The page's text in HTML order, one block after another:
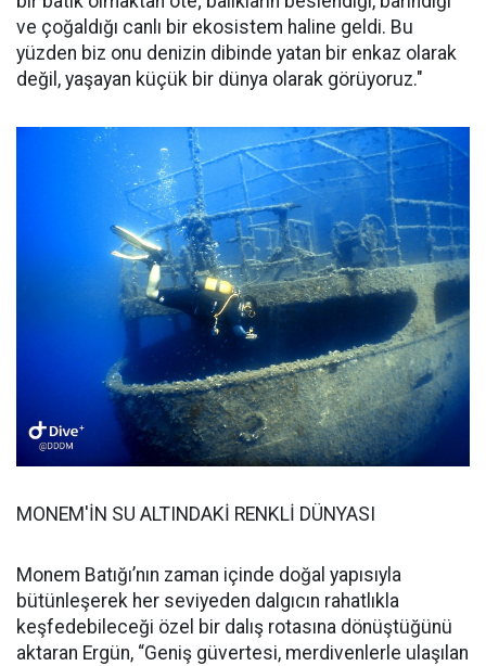
ve çoğaldığı canlı bir ekosistem haline geldi. Bu
yüzden biz onu denizin dibinde yatan bir enkaz olarak
değil, yaşayan küçük bir dünya olarak görüyoruz."
MONEM'İN SU ALTINDAKİ RENKLİ DÜNYASI
Monem Batığı’nın zaman içinde doğal yapısıyla
bütünleşerek her seviyeden dalgıcın rahatlıkla
keşfedebileceği özel bir dalış rotasına dönüştüğünü
aktaran Ergün, “Geniş güvertesi, merdivenlerle ulaşılan